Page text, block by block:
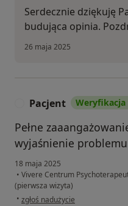
Serdecznie dziękuję
budująca opinia.
26 maja 2025
Pacjent
Pełne
wyjaśnienie
18 maja 2025
• Vivere Centrum
(pierwsza wizyta)
• w opinii użytkownika Pacjent
zgłoś nadużycie